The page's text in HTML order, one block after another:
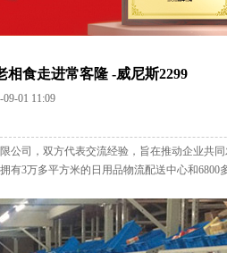
食走进常客隆 -威尼斯2299
09-01 11:09
公司，双方代表交流经验，旨在推动企业共同
万多平方米的日用品物流配送中心和6800